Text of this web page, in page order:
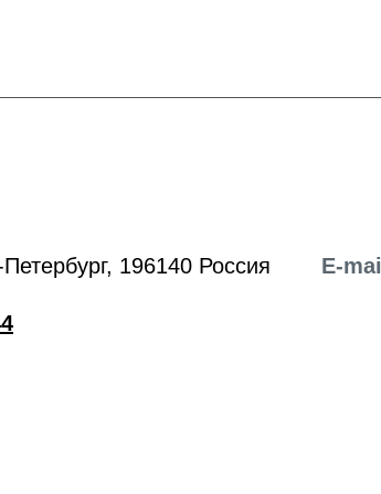
196140 Россия E-